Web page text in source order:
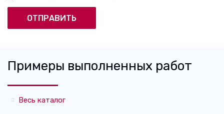
Примеры выполненных работ
Весь каталог